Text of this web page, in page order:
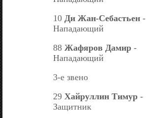
10 Ди Жан-Себастьен -
Нападающий
88 Жафяров Дамир -
Нападающий
3-е звено
29 Хайруллин Тимур -
Защитник